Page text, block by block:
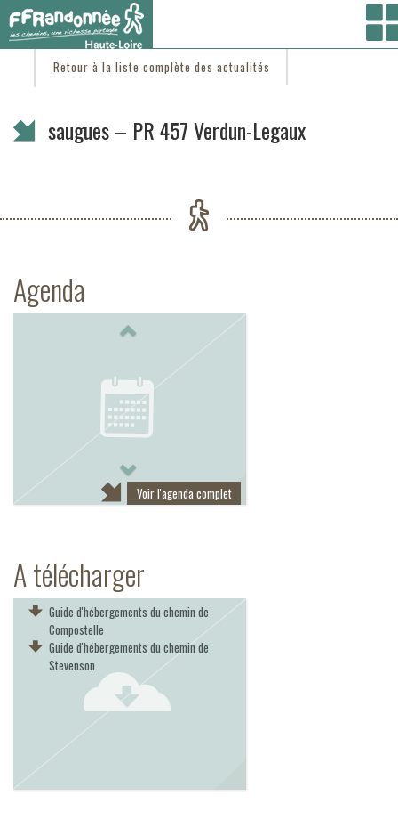
Vous êtes ici :Accueil/C'est d'actu
Retour à la liste complète des actualités
saugues – PR 457 Verdun-Legaux
Agenda
Voir l'agenda complet
A télécharger
Guide d'hébergements du chemin de
Compostelle
Guide d'hébergements du chemin de
Stevenson